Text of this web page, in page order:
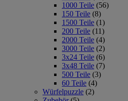
1000 Teile (56)
150 Teile (8)
1500 Teile (1)
200 Teile (11)
2000 Teile (4)
3000 Teile (2)
3x24 Teile (6)
3x48 Teile (7)
500 Teile (3)
60 Teile (4)
Würfelpuzzle (2)